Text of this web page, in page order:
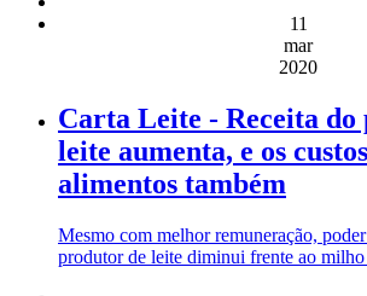
11
mar
2020
Carta Leite - Receita do
leite aumenta, e os
alimentos também
Mesmo com melhor remuneração,
produtor de leite diminui frente ao milho